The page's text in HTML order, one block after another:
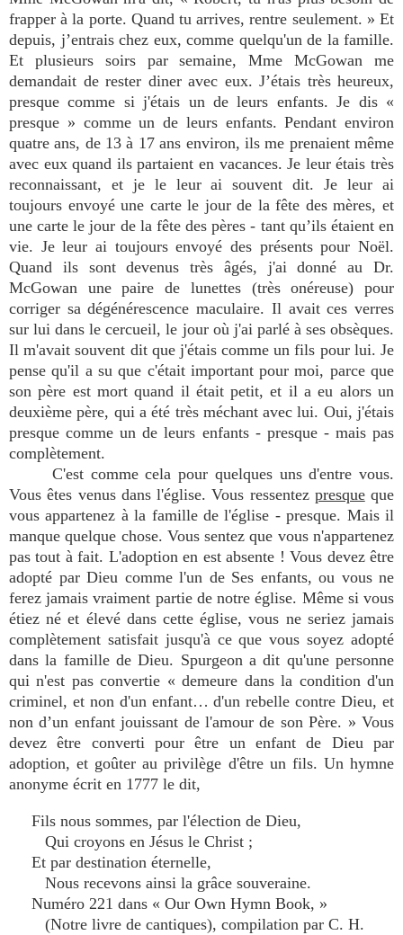
frapper à la porte. Quand tu arrives, rentre seulement. » Et
depuis, j’entrais chez eux, comme quelqu'un de la famille.
Et plusieurs soirs par semaine, Mme McGowan me
demandait de rester diner avec eux. J’étais très heureux,
presque comme si j'étais un de leurs enfants. Je dis «
presque » comme un de leurs enfants. Pendant environ
quatre ans, de 13 à 17 ans environ, ils me prenaient même
avec eux quand ils partaient en vacances. Je leur étais très
reconnaissant, et je le leur ai souvent dit. Je leur ai
toujours envoyé une carte le jour de la fête des mères, et
une carte le jour de la fête des pères - tant qu’ils étaient en
vie. Je leur ai toujours envoyé des présents pour Noël.
Quand ils sont devenus très âgés, j'ai donné au Dr.
McGowan une paire de lunettes (très onéreuse) pour
corriger sa dégénérescence maculaire. Il avait ces verres
sur lui dans le cercueil, le jour où j'ai parlé à ses obsèques.
Il m'avait souvent dit que j'étais comme un fils pour lui. Je
pense qu'il a su que c'était important pour moi, parce que
son père est mort quand il était petit, et il a eu alors un
deuxième père, qui a été très méchant avec lui. Oui, j'étais
presque comme un de leurs enfants - presque - mais pas
complètement.
C'est comme cela pour quelques uns d'entre vous.
Vous êtes venus dans l'église. Vous ressentez presqueque
vous appartenez à la famille de l'église - presque. Mais il
manque quelque chose. Vous sentez que vous n'appartenez
pas tout à fait. L'adoption en est absente ! Vous devez être
adopté par Dieu comme l'un de Ses enfants, ou vous ne
ferez jamais vraiment partie de notre église. Même si vous
étiez né et élevé dans cette église, vous ne seriez jamais
complètement satisfait jusqu'à ce que vous soyez adopté
dans la famille de Dieu. Spurgeon a dit qu'une personne
qui n'est pas convertie « demeure dans la condition d'un
criminel, et non d'un enfant… d'un rebelle contre Dieu, et
non d’un enfant jouissant de l'amour de son Père. » Vous
devez être converti pour être un enfant de Dieu par
adoption, et goûter au privilège d'être un fils. Un hymne
anonyme écrit en 1777 le dit,
Fils nous sommes, par l'élection de Dieu,
Qui croyons en Jésus le Christ ;
Et par destination éternelle,
Nous recevons ainsi la grâce souveraine.
Numéro 221 dans « Our Own Hymn Book, »
(Notre livre de cantiques), compilation par C. H.